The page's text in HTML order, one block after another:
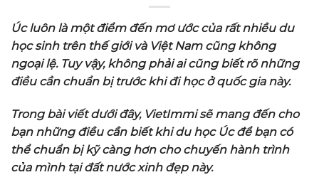
Úc luôn là một điểm đến mơ ước của rất nhiều du
học sinh trên thế giới và Việt Nam cũng không
ngoại lệ. Tuy vậy, không phải ai cũng biết rõ những
điều cần chuẩn bị trước khi đi học ở quốc gia này.
Trong bài viết dưới đây, VietImmi sẽ mang đến cho
bạn những điều cần biết khi du học Úc để bạn có
thể chuẩn bị kỹ càng hơn cho chuyến hành trình
của mình tại đất nước xinh đẹp này.